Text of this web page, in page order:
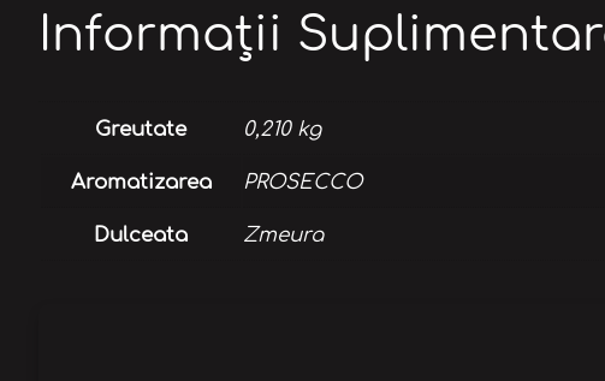
Informații
Greutate 0,210 kg
Aromatizarea PROSECCO
Dulceata Zmeura